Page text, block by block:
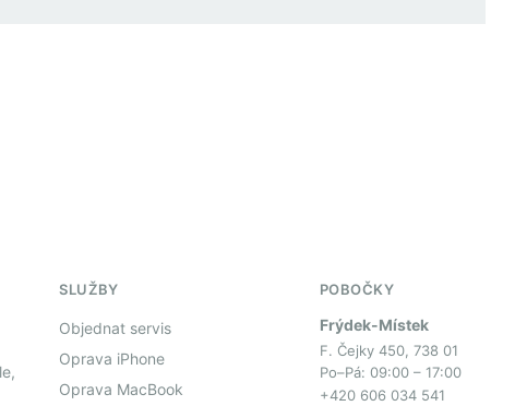
SLUŽBY
Objednat servis
Oprava iPhone
Oprava MacBook
POBOČKY
Frýdek-Místek
F. Čejky 450, 738 01
Po–Pá: 09:00 – 17:00
+420 606 034 541